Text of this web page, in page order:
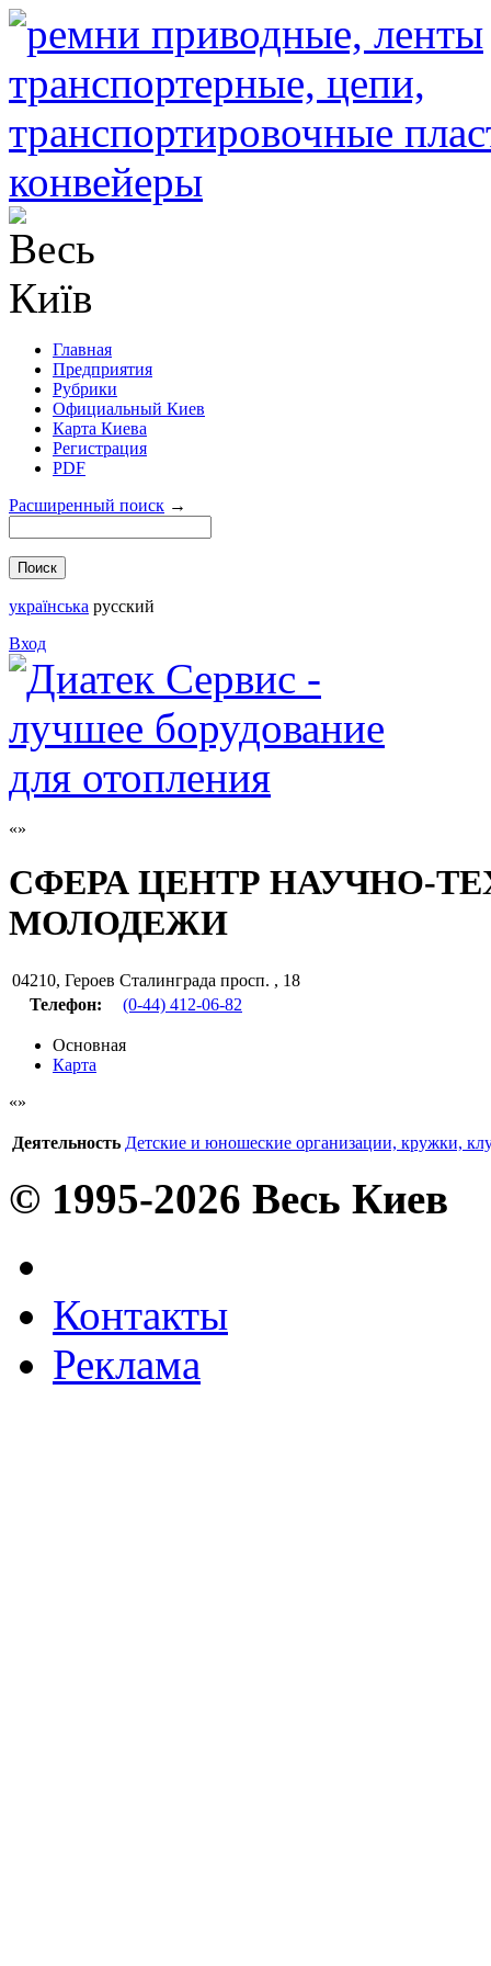
Главная
Предприятия
Рубрики
Официальный Киев
Карта Киева
Регистрация
PDF
Расширенный поиск →
українська русский
Вход
СФЕРА ЦЕНТР НАУЧНО-
МОЛОДЕЖИ
04210, Героев Сталинграда просп. , 18
Телефон:
(0-44) 412-06-82
Основная
Карта
Деятельность Детские и юношеские организации, кружки,
© 1995-2026 Весь Киев
Контакты
Реклама